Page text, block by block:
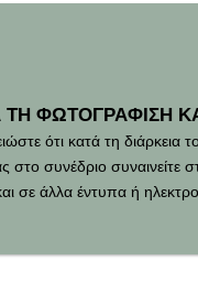
ΤΗ ΦΩΤΟΓΡΑΦΙΣΗ
ότι κατά τη
στο συνέδριο συναινείτε
σε άλλα έντυπα ή